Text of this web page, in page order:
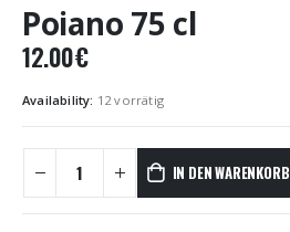
Poiano 75 cl
12.00€
Availability: 12 vorrätig
IN DEN WARENKORB